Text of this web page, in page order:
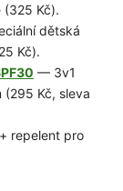
Kč).
dětská
Kč).
— 3v1
Kč, sleva
repelent pro